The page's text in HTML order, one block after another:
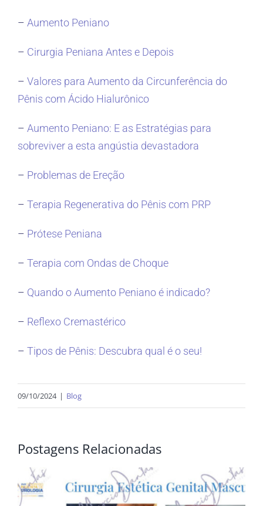
– Aumento Peniano
– Cirurgia Peniana Antes e Depois
– Valores para Aumento da Circunferência do
Pênis com Ácido Hialurônico
– Aumento Peniano: E as Estratégias para
sobreviver a esta angústia devastadora
– Problemas de Ereção
– Terapia Regenerativa do Pênis com PRP
– Prótese Peniana
– Terapia com Ondas de Choque
– Quando o Aumento Peniano é indicado?
– Reflexo Cremastérico
– Tipos de Pênis: Descubra qual é o seu!
09/10/2024 | Blog
Postagens Relacionadas